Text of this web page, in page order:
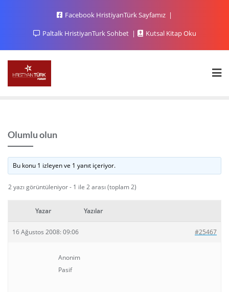
Facebook HristiyanTürk Sayfamız
Paltalk HristiyanTurk Sohbet
Kutsal Kitap Oku
Olumlu olun
Bu konu 1 izleyen ve 1 yanıt içeriyor.
2 yazı görüntüleniyor - 1 ile 2 arası (toplam 2)
Yazar Yazılar
16 Ağustos 2008: 09:06 #25467
Anonim
Pasif